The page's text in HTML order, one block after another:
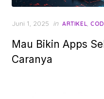
Posted
Juni 1, 2025 in ARTIKEL,
Mau Bikin Apps
Caranya